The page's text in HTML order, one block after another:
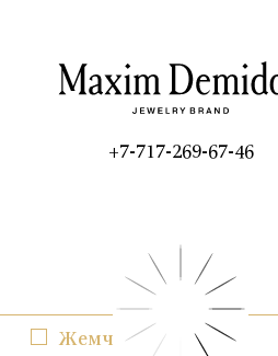
+7-717-269-67-46
Жемчуг